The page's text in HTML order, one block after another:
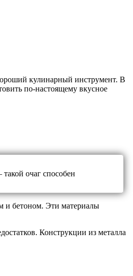
кулинарный инструмент. В
по-настоящему вкусное
очаг способен
и бетоном. Эти материалы
Конструкции из металла